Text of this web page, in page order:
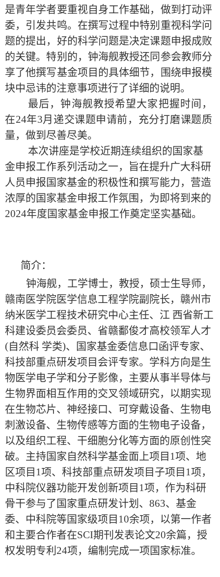
是青年学者要重视自身工作基础，做到打动评
委，引发共鸣。在撰写过程中特别重视科学问
题的提出，好的科学问题是决定课题申报成败
的关键。特别的，钟海舰教授还同参会教师分
享了他撰写基金项目的具体细节，围绕申报模
块中忌讳的注意事项进行了详细的说明。
最后，钟海舰教授希望大家把握时间，
在24年3月递交课题申请前，充分打磨课题质
量，做到尽善尽美。
本次讲座是学校近期连续组织的国家基
金申报工作系列活动之一，旨在提升广大科研
人员申报国家基金的积极性和撰写能力，营造
浓厚的国家基金申报工作氛围，为即将到来的
2024年度国家基金申报工作奠定坚实基础。
简介：
钟海舰，工学博士，教授，硕士生导师，
赣南医学院医学信息工程学院副院长，赣州市
纳米医学工程技术研究中心主任、江 西省新工
科建设委员会委员、省赣鄱俊才高校领军人才
(自然科 学类)、国家基金委信息口函评专家、
科技部重点研发项目会评专家。学科方向是生
物医学电子学和分子影像，主要从事半导体与
生物界面相互作用的交叉领域研究，以期实现
在生物芯片、神经接口、可穿戴设备、生物电
刺激设备、生物传感等方面的生物电子设备，
以及组织工程、干细胞分化等方面的原创性突
破。主持国家自然科学基金面上项目 1项、地
区项目 1项、科技部重点研发项目子项目 1项，
中科院仪器功能开发创新项目 1项，作为科研
骨干参与了国家重点研发计划、 863、基金
委、中科院等国家级项目 10余项，以第一作者
和主要合作者在SCI期刊发表论文20余篇，授
权发明专利 24项，编制完成一项国家标准。